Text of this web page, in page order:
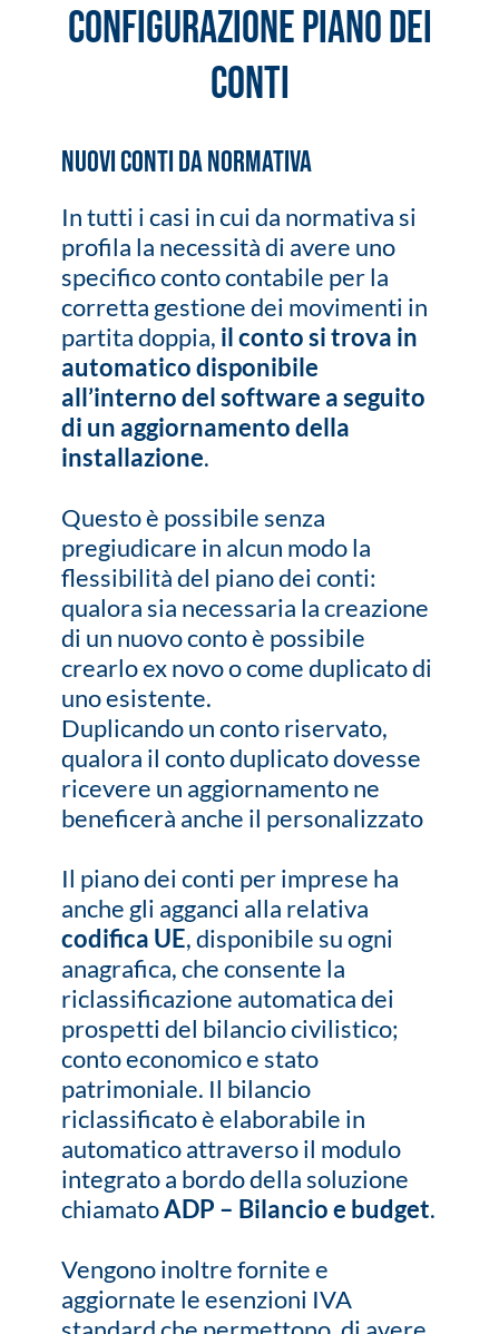
CONFIGURAZIONE PIANO DEI
CONTI
NUOVI CONTI DA NORMATIVA
In tutti i casi in cui da normativa si
profila la necessità di avere uno
specifico conto contabile per la
corretta gestione dei movimenti in
partita doppia, il conto si trova in
automatico disponibile
all’interno del software a seguito
di un aggiornamento della
installazione.
Questo è possibile senza
pregiudicare in alcun modo la
flessibilità del piano dei conti:
qualora sia necessaria la creazione
di un nuovo conto è possibile
crearlo ex novo o come duplicato di
uno esistente.
Duplicando un conto riservato,
qualora il conto duplicato dovesse
ricevere un aggiornamento ne
beneficerà anche il personalizzato
Il piano dei conti per imprese ha
anche gli agganci alla relativa
codifica UE, disponibile su ogni
anagrafica, che consente la
riclassificazione automatica dei
prospetti del bilancio civilistico;
conto economico e stato
patrimoniale. Il bilancio
riclassificato è elaborabile in
automatico attraverso il modulo
integrato a bordo della soluzione
chiamatoADP – Bilancio e budget.
Vengono inoltre fornite e
aggiornate le esenzioni IVA